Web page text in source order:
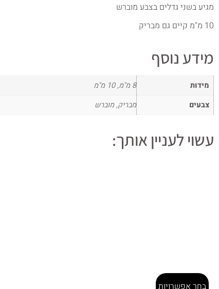
מגיע בשני גדלים בצבע מוברש
10 מ"מ קיים גם מבריק
מידע נוסף
מידות
8 מ"מ, 10 מ"מ
צבעים
מבריק, מוברש
עשוי לעניין אותך:
בחר אפשרויות